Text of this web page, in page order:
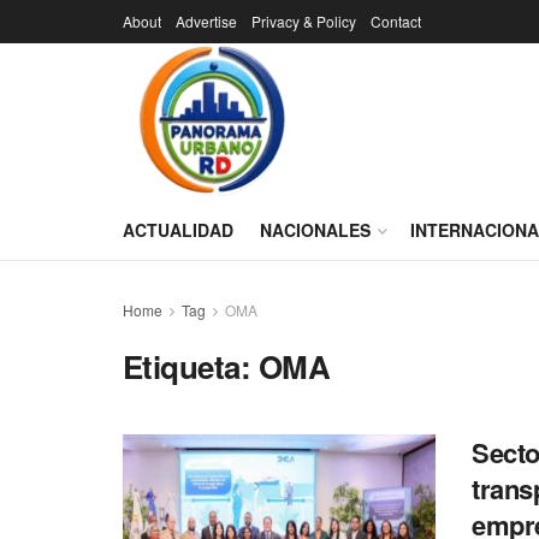
About Advertise Privacy & Policy Contact
ACTUALIDAD NACIONALES
Home Tag OMA
Etiqueta: OMA